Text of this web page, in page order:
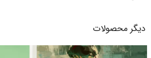
دیگر محصولات